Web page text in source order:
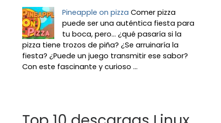
Pineapple on pizza Comer pizza
puede ser una auténtica fiesta para
tu boca, pero... ¿qué pasaría si la
pizza tiene trozos de piña? ¿Se arruinaría la
fiesta? ¿Puede un juego transmitir ese sabor?
Con este fascinante y curioso ...